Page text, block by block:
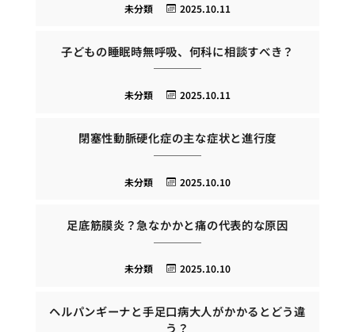
2025.10.11
未分類
子どもの睡眠時無呼吸、何科に相談すべき？
2025.10.11
未分類
閉塞性動脈硬化症の主な症状と進行度
2025.10.10
未分類
足底筋膜炎？急なかかと痛の代表的な原因
2025.10.10
未分類
ヘルパンギーナと手足口病大人がかかるとどう違
う？